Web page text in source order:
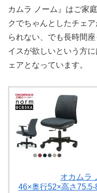
カムラ ノーム』はご家
クでちゃんとしたチェ
られない、でも長時間
イスが欲しいという方
ェアとなっています。
オカムラ
46×奥行52×高さ